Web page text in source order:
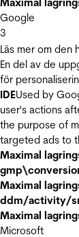
Google
3
Läs mer om den
En del av de
för
IDEUsed by
user's actions
the purpose of
targeted ads to
Maximal
Maximal
ddm/activity/
Maximal
Microsoft